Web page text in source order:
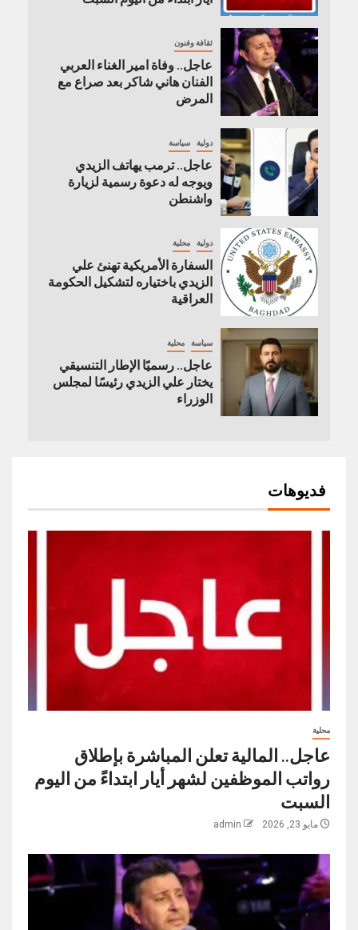
ثقافة وفنون
عاجل.. وفاة امير الغناء العربي
الفنان هاني شاكر بعد صراع مع
المرض
دولية سياسة
عاجل.. ترمب يهاتف الزيدي
ويوجه له دعوة رسمية لزيارة
واشنطن
دولية محلية
السفارة الأمريكية تهنئ علي
الزيدي باختياره لتشكيل الحكومة
العراقية
سياسة محلية
عاجل.. رسميًا الإطار التنسيقي
يختار علي الزيدي رئيسًا لمجلس
الوزراء
فديوهات
محلية
عاجل.. المالية تعلن المباشرة بإطلاق
رواتب ‏الموظفين لشهر أيار ابتداءً من اليوم
السبت
مايو 23, 2026 admin